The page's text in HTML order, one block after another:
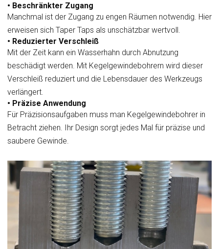
• Beschränkter Zugang
Manchmal ist der Zugang zu engen Räumen notwendig. Hier
erweisen sich Taper Taps als unschätzbar wertvoll.
• Reduzierter Verschleiß
Mit der Zeit kann ein Wasserhahn durch Abnutzung
beschädigt werden. Mit Kegelgewindebohrern wird dieser
Verschleiß reduziert und die Lebensdauer des Werkzeugs
verlängert.
• Präzise Anwendung
Für Präzisionsaufgaben muss man Kegelgewindebohrer in
Betracht ziehen. Ihr Design sorgt jedes Mal für präzise und
saubere Gewinde.